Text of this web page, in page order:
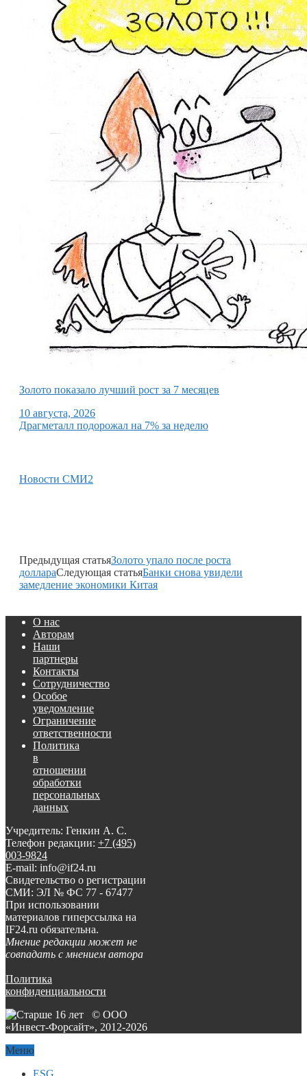
Золото показало лучший рост за 7 месяцев
10 августа, 2026
Драгметалл подорожал на 7% за неделю
Новости СМИ2
Предыдущая статьяЗолото упало после роста
доллараСледующая статьяБанки снова увидели
замедление экономики Китая
О нас
Авторам
Наши
партнеры
Контакты
Сотрудничество
Особое
уведомление
Ограничение
ответственности
Политика
в
отношении
обработки
персональных
данных
Учредитель: Генкин А. С.
Телефон редакции: +7 (495)
003-9824
E-mail: info@if24.ru
Свидетельство о регистрации
СМИ: ЭЛ № ФС 77 - 67477
При использовании
материалов гиперссылка на
IF24.ru обязательна.
Мнение редакции может не
совпадать с мнением автора
Политика
конфиденциальности
© ООО
«Инвест-Форсайт», 2012-2026
Меню
ESG